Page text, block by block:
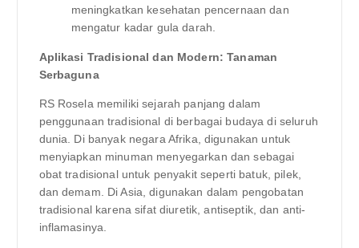
meningkatkan kesehatan pencernaan dan
mengatur kadar gula darah.
Aplikasi Tradisional dan Modern: Tanaman
Serbaguna
RS Rosela memiliki sejarah panjang dalam
penggunaan tradisional di berbagai budaya di seluruh
dunia. Di banyak negara Afrika, digunakan untuk
menyiapkan minuman menyegarkan dan sebagai
obat tradisional untuk penyakit seperti batuk, pilek,
dan demam. Di Asia, digunakan dalam pengobatan
tradisional karena sifat diuretik, antiseptik, dan anti-
inflamasinya.